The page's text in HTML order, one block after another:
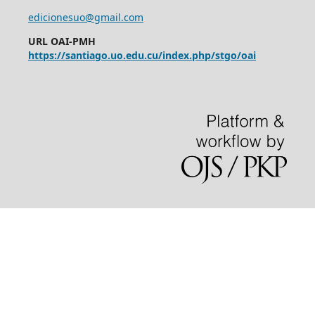
edicionesuo@gmail.com
URL OAI-PMH
https://santiago.uo.edu.cu/index.php/stgo/oai